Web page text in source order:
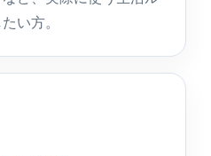
い方。